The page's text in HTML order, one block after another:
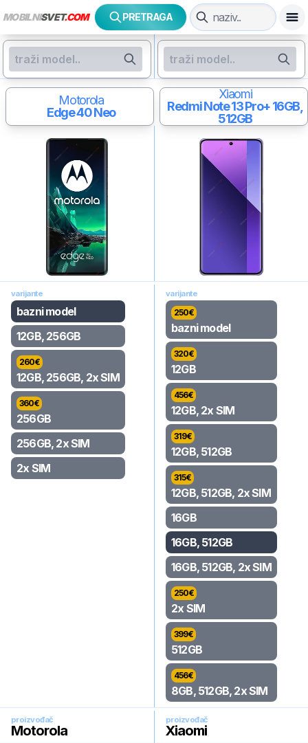
MOBILNISVET.COM PRETRAGA
Motorola
Edge 40 Neo
Xiaomi
Redmi Note 13 Pro+16GB,
512GB
varijante
bazni model
12GB, 256GB
260€
12GB, 256GB, 2x SIM
360€
256GB
256GB, 2x SIM
2x SIM
varijante
250€
bazni model
320€
12GB
456€
12GB, 2x SIM
319€
12GB, 512GB
315€
12GB, 512GB, 2x SIM
16GB
16GB, 512GB
16GB, 512GB, 2x SIM
250€
2x SIM
399€
512GB
456€
8GB, 512GB, 2x SIM
proizvođač
Motorola
proizvođač
Xiaomi